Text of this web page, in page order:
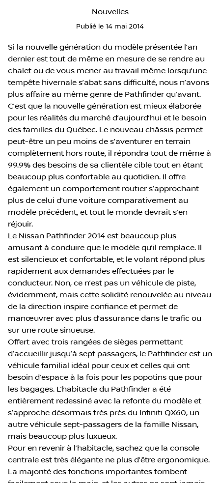
Nouvelles
Publié le 14 mai 2014
Si la nouvelle génération du modèle présentée l’an
dernier est tout de même en mesure de se rendre au
chalet ou de vous mener au travail même lorsqu’une
tempête hivernale s’abat sans difficulté, nous n’avons
plus affaire au même genre de Pathfinder qu’avant.
C’est que la nouvelle génération est mieux élaborée
pour les réalités du marché d’aujourd’hui et le besoin
des familles du Québec. Le nouveau châssis permet
peut-être un peu moins de s’aventurer en terrain
complètement hors route, il répondra tout de même à
99.9% des besoins de sa clientèle cible tout en étant
beaucoup plus confortable au quotidien. Il offre
également un comportement routier s’approchant
plus de celui d’une voiture comparativement au
modèle précédent, et tout le monde devrait s’en
réjouir.
Le Nissan Pathfinder 2014 est beaucoup plus
amusant à conduire que le modèle qu’il remplace. Il
est silencieux et confortable, et le volant répond plus
rapidement aux demandes effectuées par le
conducteur. Non, ce n’est pas un véhicule de piste,
évidemment, mais cette solidité renouvelée au niveau
de la direction inspire confiance et permet de
manœuvrer avec plus d’assurance dans le trafic ou
sur une route sinueuse.
Offert avec trois rangées de sièges permettant
d’accueillir jusqu’à sept passagers, le Pathfinder est un
véhicule familial idéal pour ceux et celles qui ont
besoin d’espace à la fois pour les popotins que pour
les bagages. L’habitacle du Pathfinder a été
entièrement redessiné avec la refonte du modèle et
s’approche désormais très près du Infiniti QX60, un
autre véhicule sept-passagers de la famille Nissan,
mais beaucoup plus luxueux.
Pour en revenir à l’habitacle, sachez que la console
centrale est très élégante ne plus d’être ergonomique.
La majorité des fonctions importantes tombent